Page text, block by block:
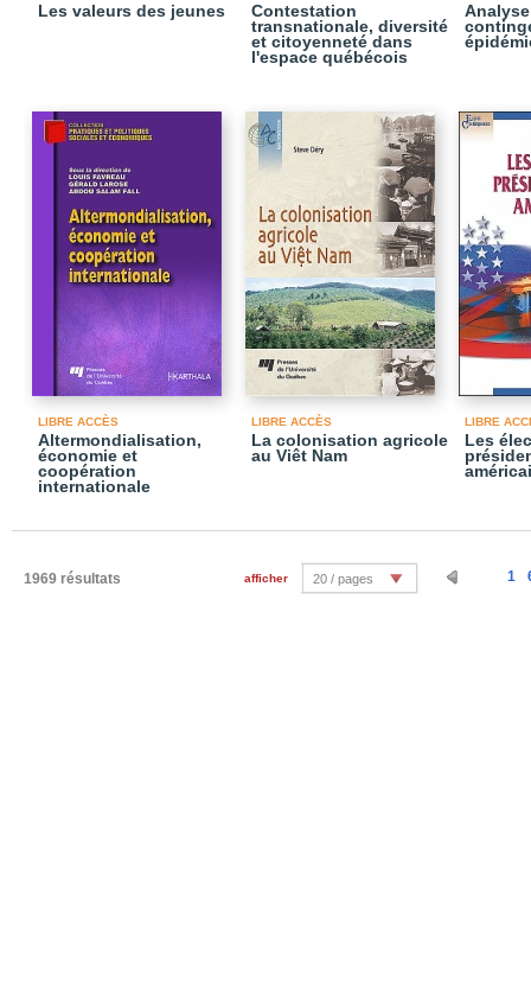
Les valeurs des jeunes
Contestation
transnationale, diversité
et citoyenneté dans
l'espace québécois
LIBRE ACCÈS
Altermondialisation,
économie et
coopération
internationale
LIBRE ACCÈS
La colonisation agricole
au Viêt Nam
LIBRE
Les
1969 résultats 1
afficher 20 / pages